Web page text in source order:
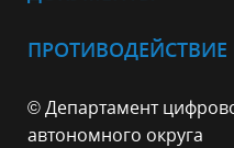
© Департамент
автономного округа